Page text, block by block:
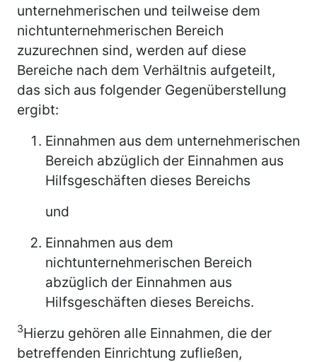
unternehmerischen und teilweise dem
nichtunternehmerischen Bereich
zuzurechnen sind, werden auf diese
Bereiche nach dem Verhältnis aufgeteilt,
das sich aus folgender Gegenüberstellung
ergibt:
Einnahmen aus dem unternehmerischen
Bereich abzüglich der Einnahmen aus
Hilfsgeschäften dieses Bereichs
und
Einnahmen aus dem
nichtunternehmerischen Bereich
abzüglich der Einnahmen aus
Hilfsgeschäften dieses Bereichs.
3Hierzu gehören alle Einnahmen, die der
betreffenden Einrichtung zufließen,